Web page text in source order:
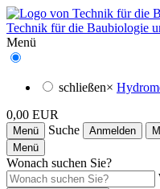
Technik für die Baubiologie
Menü
schließen×
0,00 EUR
Menü Suche Anmelden
Menü
Wonach suchen Sie?